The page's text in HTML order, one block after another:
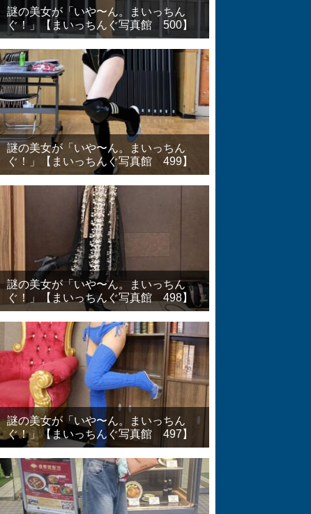
謎の美女が「いや〜ん。まいっちん
ぐ！」【まいっちんぐ写真館 500】
謎の美女が「いや〜ん。まいっちん
ぐ！」【まいっちんぐ写真館 499】
謎の美女が「いや〜ん。まいっちん
ぐ！」【まいっちんぐ写真館 498】
謎の美女が「いや〜ん。まいっちん
ぐ！」【まいっちんぐ写真館 497】